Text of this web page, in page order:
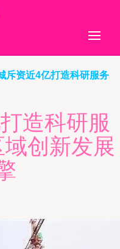
斥资近4亿打造科研服务
造科研服
创新发展